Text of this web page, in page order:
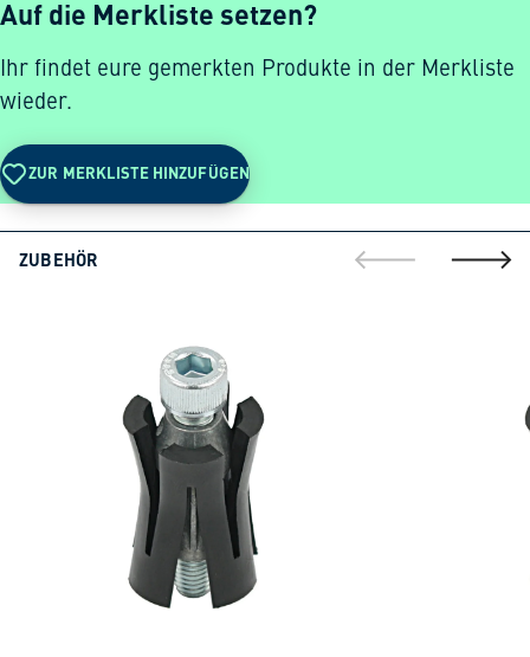
Auf die Merkliste setzen?
Ihr findet eure gemerkten Produkte in der Merkliste
wieder.
ZUR MERKLISTE HINZUFÜGEN
ZUBEHÖR
gehe zur gehe